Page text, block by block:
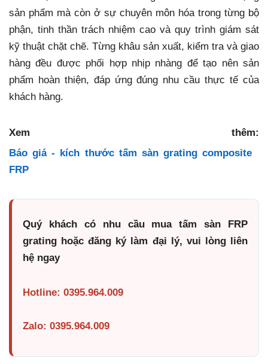
sản phẩm mà còn ở sự chuyên môn hóa trong từng bộ
phận, tinh thần trách nhiệm cao và quy trình giám sát
kỹ thuật chặt chẽ. Từng khâu sản xuất, kiểm tra và giao
hàng đều được phối hợp nhịp nhàng để tạo nên sản
phẩm hoàn thiện, đáp ứng đúng nhu cầu thực tế của
khách hàng.
Xem thêm:
Báo giá - kích thước tấm sàn grating composite
FRP
Quý khách có nhu cầu mua tấm sàn FRP
grating hoặc đăng ký làm đại lý, vui lòng liên
hệ ngay
Hotline: 0395.964.009
Zalo: 0395.964.009